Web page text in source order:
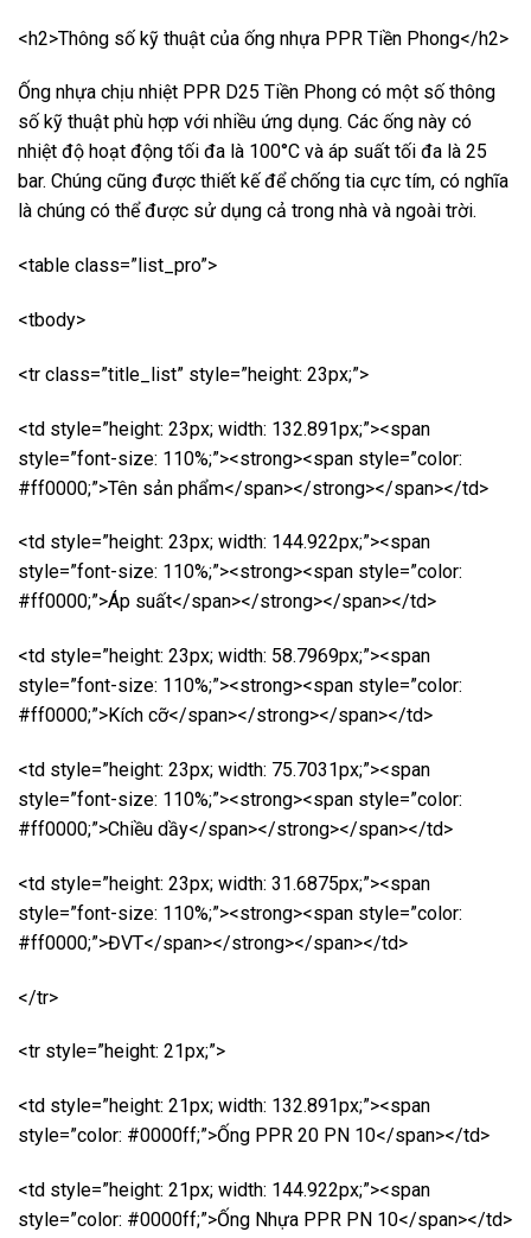
<h2>Thông số kỹ thuật của ống nhựa PPR Tiền Phong</h2>
Ống nhựa chịu nhiệt PPR D25 Tiền Phong có một số thông
số kỹ thuật phù hợp với nhiều ứng dụng. Các ống này có
nhiệt độ hoạt động tối đa là 100°C và áp suất tối đa là 25
bar. Chúng cũng được thiết kế để chống tia cực tím, có nghĩa
là chúng có thể được sử dụng cả trong nhà và ngoài trời.
<table class=”list_pro”>
<tbody>
<tr class=”title_list” style=”height: 23px;”>
<td style=”height: 23px; width: 132.891px;”><span
style=”font-size: 110%;”><strong><span style=”color:
#ff0000;”>Tên sản phẩm</span></strong></span></td>
<td style=”height: 23px; width: 144.922px;”><span
style=”font-size: 110%;”><strong><span style=”color:
#ff0000;”>Áp suất</span></strong></span></td>
<td style=”height: 23px; width: 58.7969px;”><span
style=”font-size: 110%;”><strong><span style=”color:
#ff0000;”>Kích cỡ</span></strong></span></td>
<td style=”height: 23px; width: 75.7031px;”><span
style=”font-size: 110%;”><strong><span style=”color:
#ff0000;”>Chiều dầy</span></strong></span></td>
<td style=”height: 23px; width: 31.6875px;”><span
style=”font-size: 110%;”><strong><span style=”color:
#ff0000;”>ĐVT</span></strong></span></td>
</tr>
<tr style=”height: 21px;”>
<td style=”height: 21px; width: 132.891px;”><span
style=”color: #0000ff;”>Ống PPR 20 PN 10</span></td>
<td style=”height: 21px; width: 144.922px;”><span
style=”color: #0000ff;”>Ống Nhựa PPR PN 10</span></td>